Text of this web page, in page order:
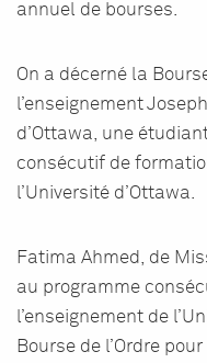
annuel de bourses.
On a décerné la
l’enseignement
d’Ottawa, une
consécutif de
l’Université d’Ottawa.
Fatima Ahmed, de
au programme
l’enseignement de
Bourse de l’Ordre